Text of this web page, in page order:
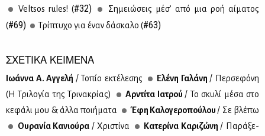
Veltsos rules! (#32)
Ση­μειώ­σεις μέ­σ’ από μια ροή αί­μα­τος
(#69) Τρί­πτυ­χο για έναν δά­σκα­λο (#63)
ΣΧΕΤΙΚΑ ΚΕΙΜΕΝΑ
Ιω­άν­να Α. Αγ­γε­λή / Το­πίο εκτέ­λε­σης Ελέ­νη Γα­λά­νη / Περ­σε­φό­νη
(Η Τρι­λο­γία της Τρι­να­κρί­ας)
Αρ­ντί­τα Ια­τρού / Το σκυ­λί μέ­σα στο
κε­φά­λι μου & άλ­λα ποι­ή­μα­τα
Έφη Κα­λο­γε­ρο­πού­λου / Σε βλέ­πω
Ου­ρα­νία Κα­νιού­ρα / Χρι­στί­να Κα­τε­ρί­να Κα­ρι­ζώ­νη / Πα­ρά­ξε­